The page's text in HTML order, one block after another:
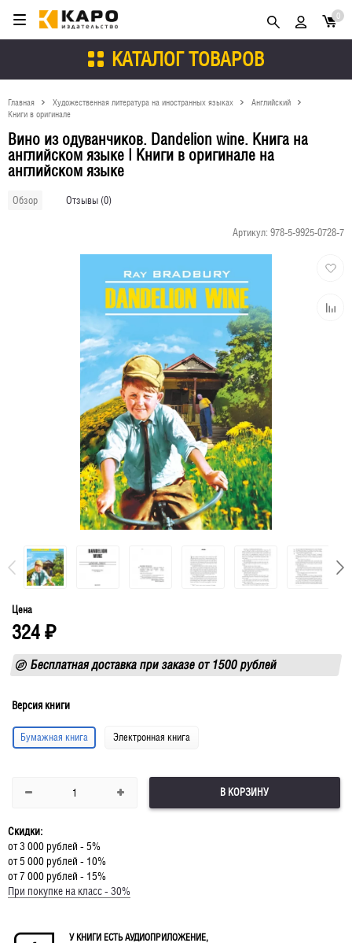
КАТАЛОГ ТОВАРОВ
0
Главная Художественная литература на иностранных языках
Английский
Книги в оригинале
Вино из одуванчиков. Dandelion wine. Книга на
английском языке | Книги в оригинале на
английском языке
Обзор Отзывы (0)
Артикул: 978-5-9925-0728-7
Цена
324 ₽
Бесплатная доставка при заказе от 1500 рублей
Версия книги
Бумажная книга Электронная книга
В КОРЗИНУ
Скидки:
от 3 000 рублей - 5%
от 5 000 рублей - 10%
от 7 000 рублей - 15%
При покупке на класс - 30%
У КНИГИ ЕСТЬ АУДИОПРИЛОЖЕНИЕ,